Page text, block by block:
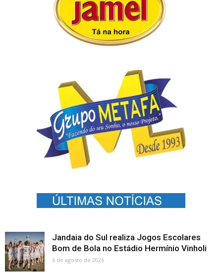
Jandaia do Sul realiza Jogos Escolares
Bom de Bola no Estádio Hermínio Vinholi
6 de agosto de 2026